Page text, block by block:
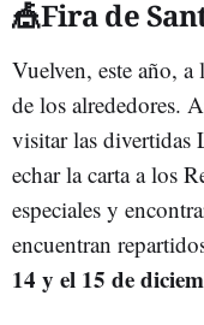
🎪Fira de
Vuelven, este año, a
de los alrededores.
visitar las divertidas
echar la carta a los
especiales y
encuentran
14 y el 15 de